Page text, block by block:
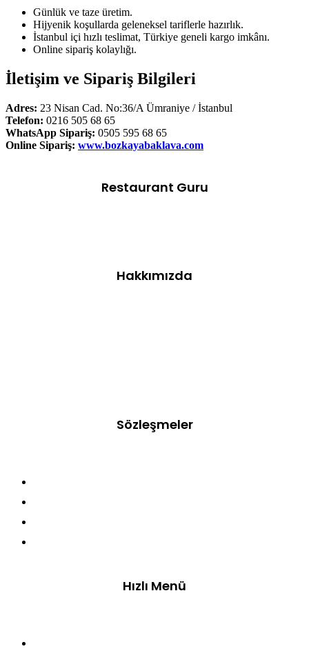
Günlük ve taze üretim.
Hijyenik koşullarda geleneksel tariflerle hazırlık.
İstanbul içi hızlı teslimat, Türkiye geneli kargo imkânı.
Online sipariş kolaylığı.
İletişim ve Sipariş Bilgileri
Adres: 23 Nisan Cad. No:36/A Ümraniye / İstanbul
Telefon: 0216 505 68 65
WhatsApp Sipariş: 0505 595 68 65
Online Sipariş: www.bozkayabaklava.com
Restaurant Guru
Hakkımızda
Sözleşmeler
Hızlı Menü